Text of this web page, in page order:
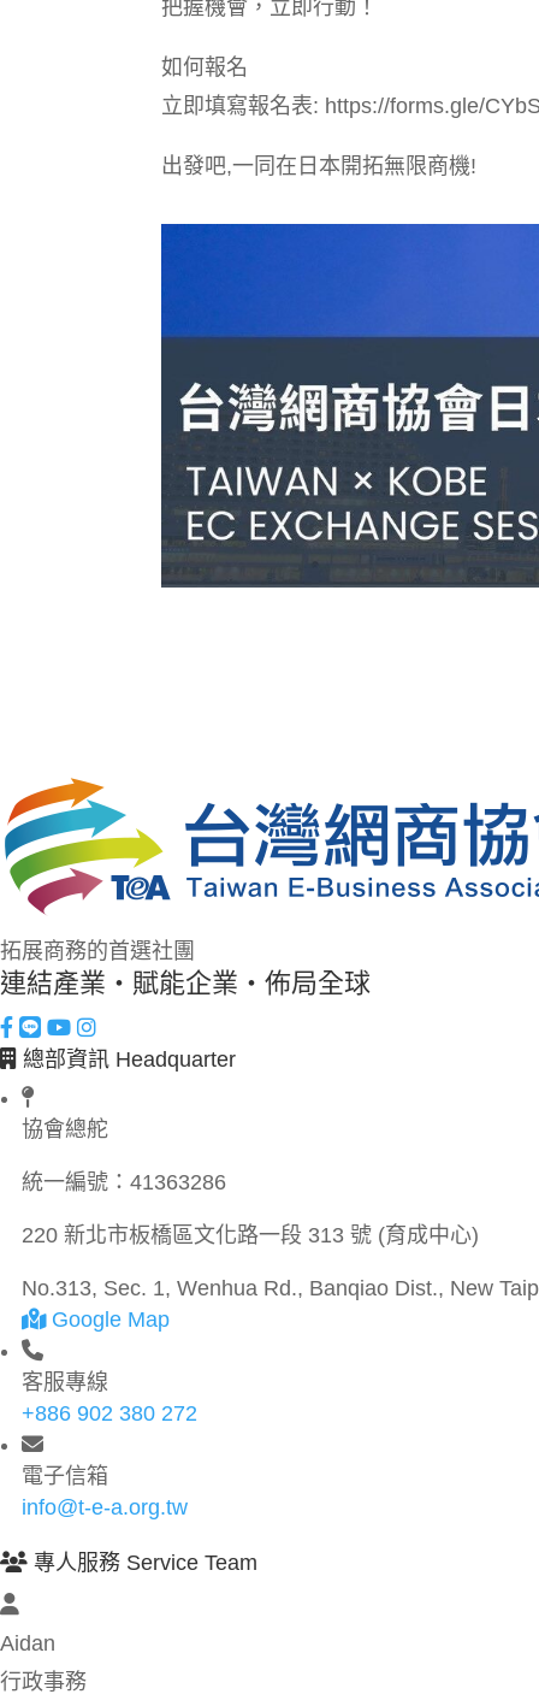
把握機會，立即行動！
如何報名
立即填寫報名表: https://forms.gle/
出發吧,一同在日本開拓無限商機!
拓展商務的首選社團
連結產業・賦能企業・佈局全球
總部資訊 Headquarter
協會總舵
統一編號： 41363286
220 新北市板橋區文化路一段 313 號 (育成中心)
No.313, Sec. 1, Wenhua Rd., Banqiao Dist., New
Google Map
客服專線
+886 902 380 272
電子信箱
info@t-e-a.org.tw
專人服務 Service Team
Aidan
行政事務